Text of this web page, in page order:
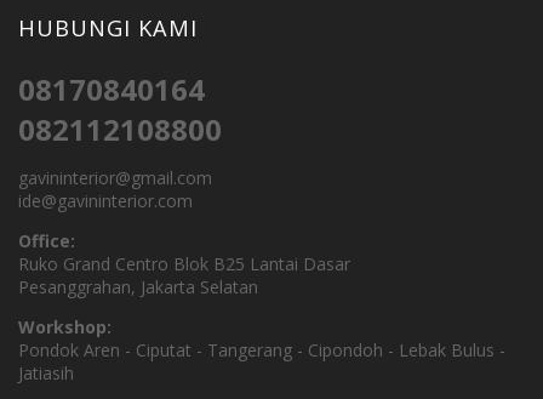
HUBUNGI KAMI
08170840164
082112108800
gavininterior@gmail.com
ide@gavininterior.com
Office:
Ruko Grand Centro Blok B25 Lantai Dasar
Pesanggrahan, Jakarta Selatan
Workshop:
Pondok Aren - Ciputat - Tangerang - Cipondoh - Lebak Bulus -
Jatiasih